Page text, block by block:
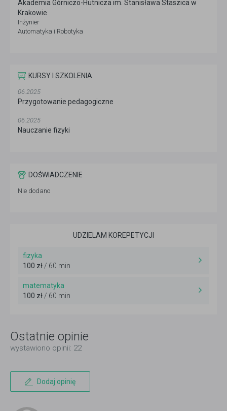
Akademia Górniczo-Hutnicza im. Stanisława Staszica w
Krakowie
Inżynier
Automatyka i Robotyka
KURSY I SZKOLENIA
06.2025
Przygotowanie pedagogiczne
06.2025
Nauczanie fizyki
DOŚWIADCZENIE
Nie dodano
UDZIELAM KOREPETYCJI
fizyka
100 zł / 60 min
matematyka
100 zł / 60 min
Ostatnie opinie
wystawiono opinii: 22
Dodaj opinię